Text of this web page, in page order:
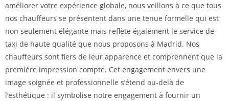
améliorer votre expérience globale, nous veillons à ce que tous
nos chauffeurs se présentent dans une tenue formelle qui est
non seulement élégante mais reflète également le service de
taxi de haute qualité que nous proposons à Madrid. Nos
chauffeurs sont fiers de leur apparence et comprennent que la
première impression compte. Cet engagement envers une
image soignée et professionnelle s’étend au-delà de
l’esthétique : il symbolise notre engagement à fournir un